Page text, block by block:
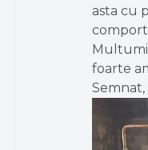
asta cu
foarte